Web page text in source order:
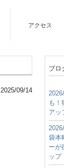
アクセス
2025/09/14
ブロ
も！
アッ
袋本
ーが
ップ